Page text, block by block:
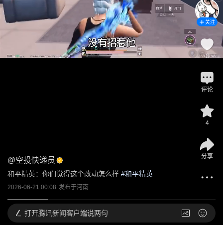
@空投快递员
和平精英：你们觉得这个改动怎么样 #和平精英
2026-06-21 00:08 发布于河南
关注
3
评论
4
分享
打开腾讯新闻客户端说两句